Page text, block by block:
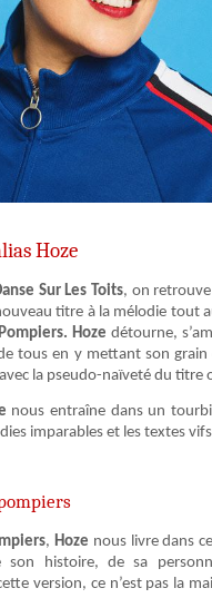
Hoze
Sur Les Toits, on retrouve
titre à la mélodie tout
Hoze détourne,
tous en y mettant son grain
la pseudo-naïveté du titre
nous entraîne dans un
imparables et les textes
, Hoze nous livre dans
son histoire, de sa
version, ce n’est pas la